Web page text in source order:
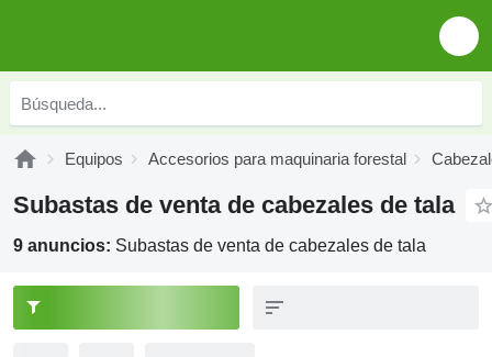
Equipos Accesorios para maquinaria forestal
Subastas de venta de cabezales de tala
9 anuncios: Subastas de venta de cabezales de tala